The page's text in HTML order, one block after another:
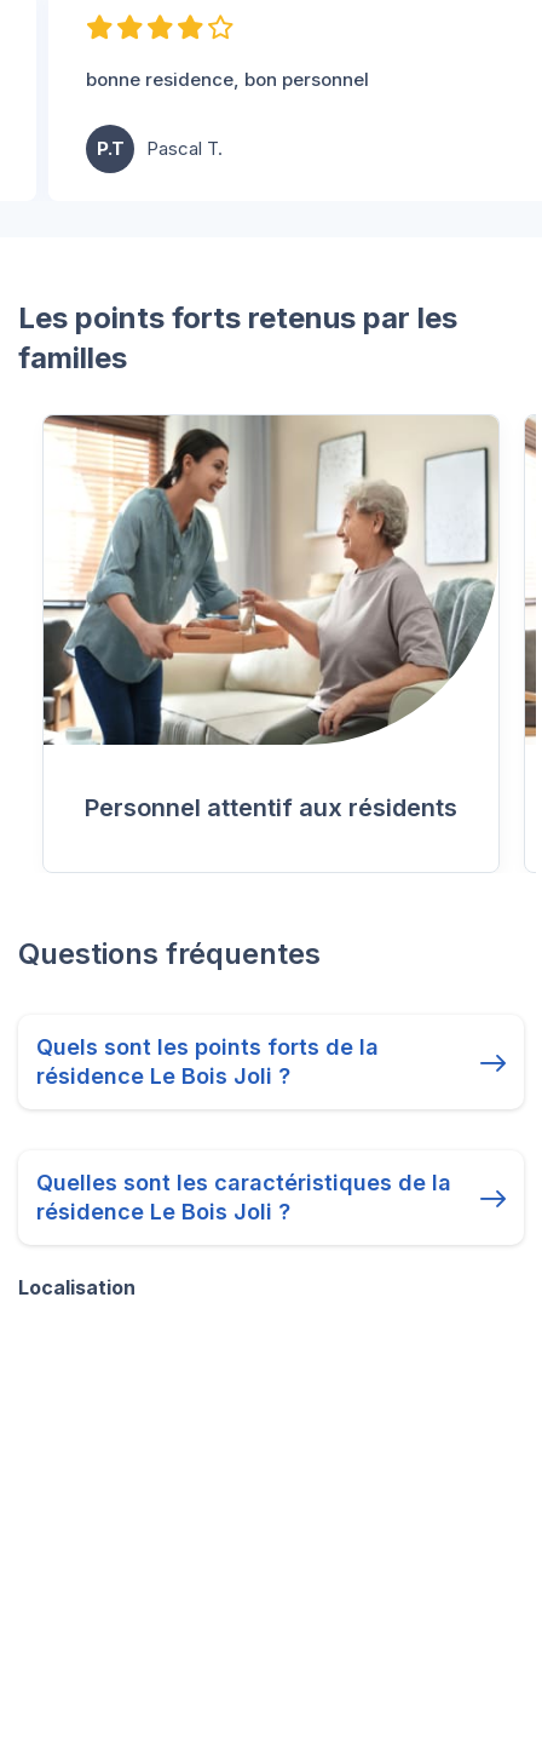
bonne residence, bon personnel
Pascal T.
Les points forts retenus par les
familles
Personnel attentif aux résidents
Questions fréquentes
Quels sont les points forts de la
résidence Le Bois Joli ?
Quelles sont les caractéristiques de la
résidence Le Bois Joli ?
Localisation